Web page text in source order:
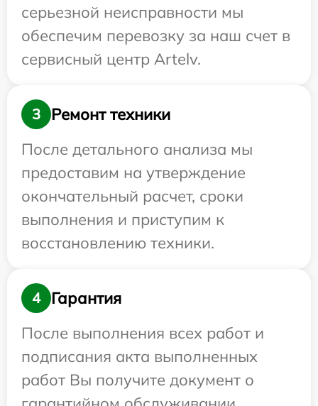
серьезной неисправности мы
обеспечим перевозку за наш счет в
сервисный центр Artelv.
3
Ремонт техники
После детального анализа мы
предоставим на утверждение
окончательный расчет, сроки
выполнения и приступим к
восстановлению техники.
4
Гарантия
После выполнения всех работ и
подписания акта выполненных
работ Вы получите документ о